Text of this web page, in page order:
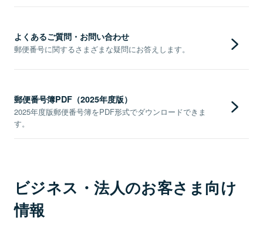
よくあるご質問・お問い合わせ
郵便番号に関するさまざまな疑問にお答えします。
郵便番号簿PDF（2025年度版）
2025年度版郵便番号簿をPDF形式でダウンロードできま
す。
ビジネス・法人のお客さま向け
情報